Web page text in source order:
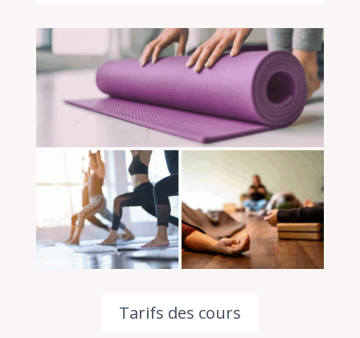
Tarifs des cours